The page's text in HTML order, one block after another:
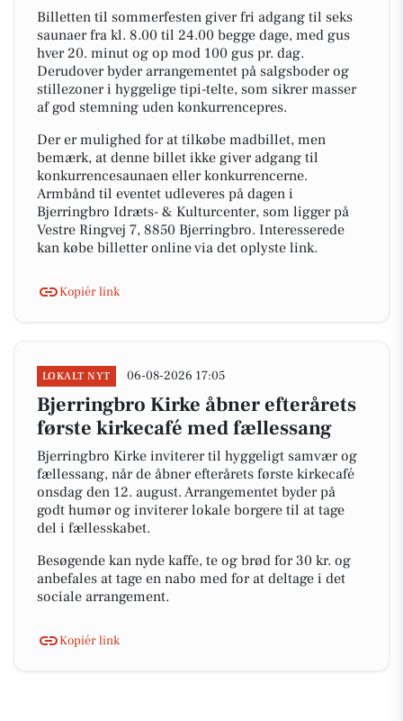
Billetten til sommerfesten giver fri adgang til seks
saunaer fra kl. 8.00 til 24.00 begge dage, med gus
hver 20. minut og op mod 100 gus pr. dag.
Derudover byder arrangementet på salgsboder og
stillezoner i hyggelige tipi-telte, som sikrer masser
af god stemning uden konkurrencepres.
Der er mulighed for at tilkøbe madbillet, men
bemærk, at denne billet ikke giver adgang til
konkurrencesaunaen eller konkurrencerne.
Armbånd til eventet udleveres på dagen i
Bjerringbro Idræts- & Kulturcenter, som ligger på
Vestre Ringvej 7, 8850 Bjerringbro. Interesserede
kan købe billetter online via det oplyste link.
Kopiér link
LOKALT NYT 06-08-2026 17:05
Bjerringbro Kirke åbner efterårets
første kirkecafé med fællessang
Bjerringbro Kirke inviterer til hyggeligt samvær og
fællessang, når de åbner efterårets første kirkecafé
onsdag den 12. august. Arrangementet byder på
godt humør og inviterer lokale borgere til at tage
del i fællesskabet.
Besøgende kan nyde kaffe, te og brød for 30 kr. og
anbefales at tage en nabo med for at deltage i det
sociale arrangement.
Kopiér link